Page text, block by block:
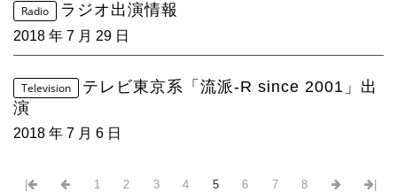
Radio ラジオ出演情報
2018 年 7 月 29 日
Television
テレビ東京系「流派-R since 2001」出
演
2018 年 7 月 6 日
1 2 3 4 5 6 7 8